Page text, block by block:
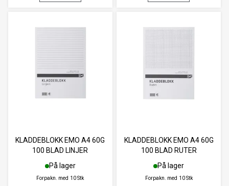
KLADDEBLOKK EMO A4 60G
100 BLAD LINJER
På lager
Forpakn. med 10 Stk
KLADDEBLOKK EMO A4 60G
100 BLAD RUTER
På lager
Forpakn. med 10 Stk